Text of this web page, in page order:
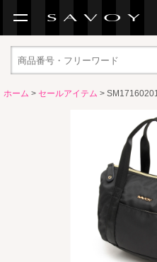
ホーム > セールアイテム > SM17160201